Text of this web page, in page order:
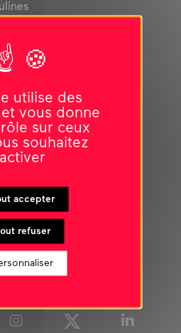
sur Mayenne
contacter
utilise des
vous donne
sur ceux
souhaitez
activer
accepter
refuser